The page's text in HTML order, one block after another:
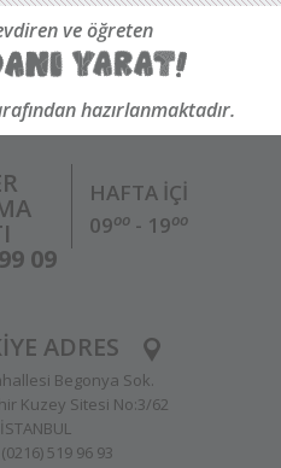
ve öğreten
hazırlanmaktadır.
09
HAFTA İÇİ
09oo- 19oo
ADRES
Begonya Sok.
Kuzey Sitesi No:3/62
(0216) 519 96 93